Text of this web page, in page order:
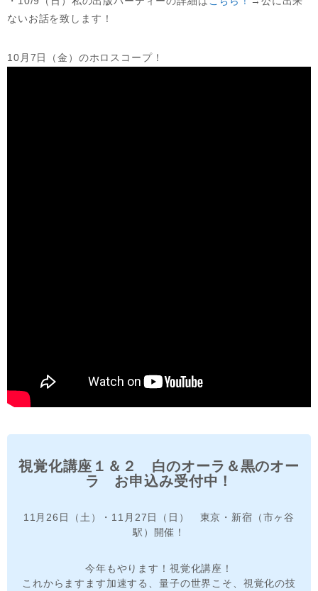
ないお話を致します！
10月7日（金）のホロスコープ！
視覚化講座１＆２ 白のオーラ＆黒のオー
ラ お申込み受付中！
11月26日（土）・11月27日（日） 東京・新宿（市ヶ谷
駅）開催！
今年もやります！視覚化講座！
これからますます加速する、量子の世界こそ、視覚化の技